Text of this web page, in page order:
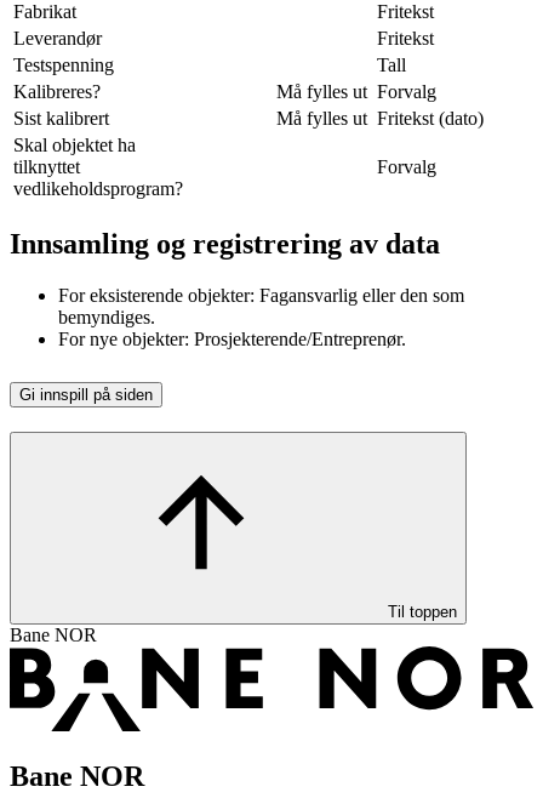
Fabrikat
Fritekst
Leverandør
Fritekst
Testspenning
Tall
Kalibreres?
Må fylles ut Forvalg
Sist kalibrert
Må fylles ut Fritekst (dato)
Skal objektet ha
tilknyttet
vedlikeholdsprogram?
Forvalg
Innsamling og registrering av data
For eksisterende objekter: Fagansvarlig eller den som
bemyndiges.
For nye objekter: Prosjekterende/Entreprenør.
Gi innspill på siden
Til toppen
Bane NOR
Bane NOR